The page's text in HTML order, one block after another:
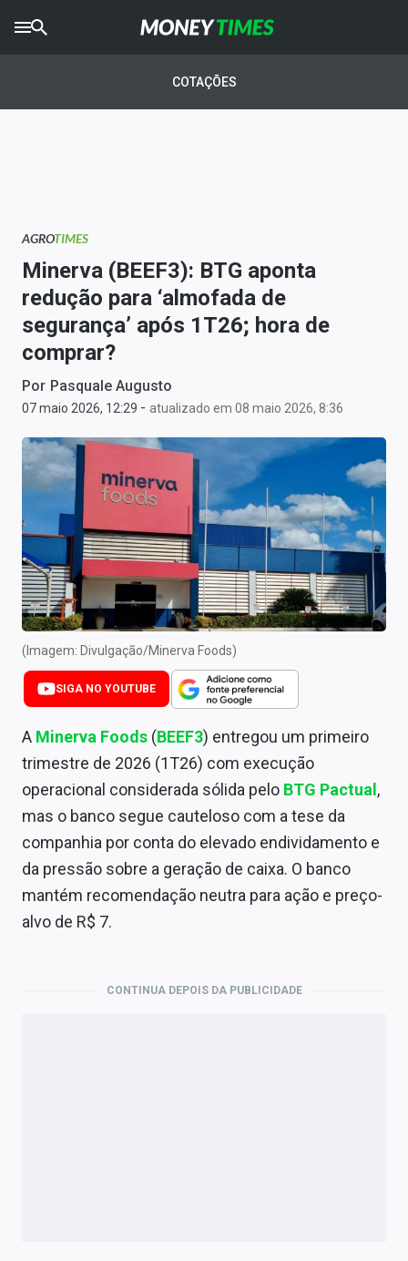
AGROTIMES
Newsletters
Money Trader
Anuncie
Últimas Notícias
Cotações
Comprar ou vender?
Carteiras Recomendadas
Central de Dividendos
Central de Fundos Imobiliários
Central dos IPOs
Renda Fixa
Finanças Pessoais
Mercados
Economia
Empresas
Brasil
COTAÇÕES
AGROTIMES
Minerva (BEEF3): BTG aponta
redução para ‘almofada de
segurança’ após 1T26; hora de
comprar?
Por Pasquale Augusto
07 maio 2026, 12:29 - atualizado em 08 maio 2026, 8:36
(Imagem: Divulgação/Minerva Foods)
SIGA NO YOUTUBE
A Minerva Foods (BEEF3) entregou um primeiro
trimestre de 2026 (1T26) com execução
operacional considerada sólida pelo BTG Pactual ,
mas o banco segue cauteloso com a tese da
companhia por conta do elevado endividamento e
da pressão sobre a geração de caixa. O banco
mantém recomendação neutra para ação e preço-
alvo de R$ 7.
CONTINUA DEPOIS DA PUBLICIDADE